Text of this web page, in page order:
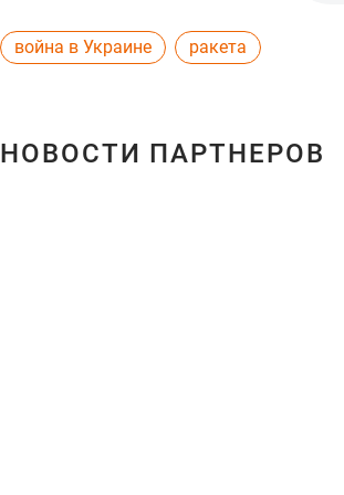
война в Украине ракета
НОВОСТИ ПАРТНЕРОВ